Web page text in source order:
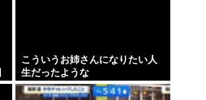
こういうお姉さんになりたい人
生だったような